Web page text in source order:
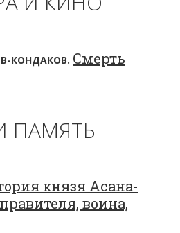
КОНДАКОВ. Смерть
ПАМЯТЬ
князя Асана-
воина,